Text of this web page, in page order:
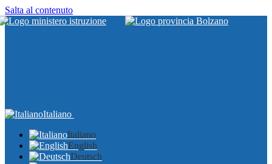
Salta al contenuto
Italiano
Italiano
English
Deutsch